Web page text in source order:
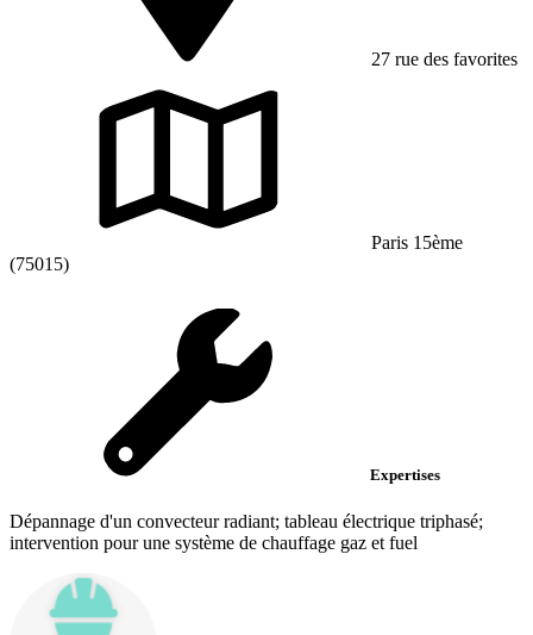
27 rue des favorites
Paris 15ème
(75015)
Expertises
Dépannage d'un convecteur radiant; tableau électrique triphasé;
intervention pour une système de chauffage gaz et fuel